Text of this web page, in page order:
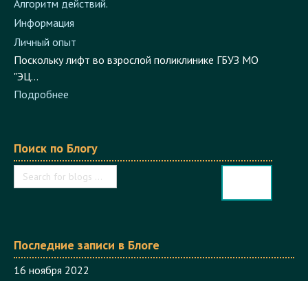
Информация
Личный опыт
Поскольку лифт во взрослой поликлинике ГБУЗ МО
"ЭЦ...
Подробнее
16 ноября 2022
Штраф на миллион врачу-терапевту